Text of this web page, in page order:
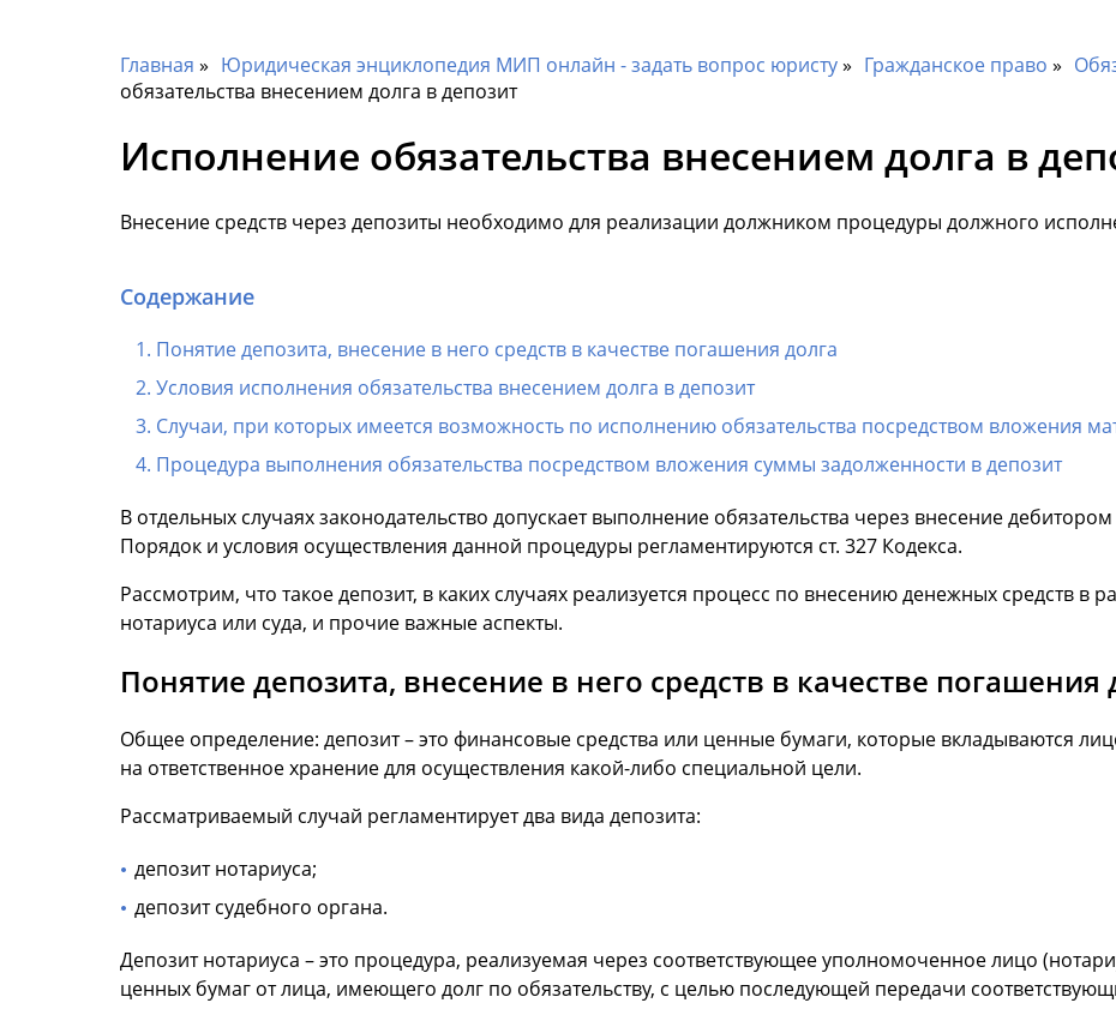
Главная Юридическая энциклопедия МИП онлайн - задать вопрос юристу Гражданское право
обязательства внесением долга в депозит
Исполнение обязательства внесением долга в
Внесение средств через депозиты необходимо для реализации должником процедуры должного
Содержание
Понятие депозита, внесение в него средств в качестве погашения долга
Условия исполнения обязательства внесением долга в депозит
Случаи, при которых имеется возможность по исполнению обязательства посредством вложения
Процедура выполнения обязательства посредством вложения суммы задолженности в депозит
В отдельных случаях законодательство допускает выполнение обязательства через внесение
Порядок и условия осуществления данной процедуры регламентируются ст. 327 Кодекса.
Рассмотрим, что такое депозит, в каких случаях реализуется процесс по внесению денежных средств в
нотариуса или суда, и прочие важные аспекты.
Понятие депозита, внесение в него средств в качестве погашения
Общее определение: депозит – это финансовые средства или ценные бумаги, которые вкладываются
на ответственное хранение для осуществления какой-либо специальной цели.
Рассматриваемый случай регламентирует два вида депозита:
депозит нотариуса;
депозит судебного органа.
Депозит нотариуса – это процедура, реализуемая через соответствующее уполномоченное лицо
ценных бумаг от лица, имеющего долг по обязательству, с целью последующей передачи